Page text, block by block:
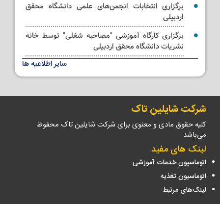
برگزاری انتخابات انجمن‌های علمی دانشگاه محقق
اردبیلی
برگزاری کارگاه آموزشی "مصاحبه شغلی" توسط خانه
نشریات دانشگاه محقق اردبیلی
کلاس مجازی آموزشی ترتیل خوانی قرآن کریم ویژه
استادان و کارکنان
سایر اطلاعیه ها
شرکت شایلین تاک
کلیه حقوق مادی و معنوی برای شرکت شایلین تاک محفوظ
می‌باشد
لینک های مفید
اتوماسیون خدمات آموزشی
اتوماسیون تغذیه
لینک‌های مرتبط